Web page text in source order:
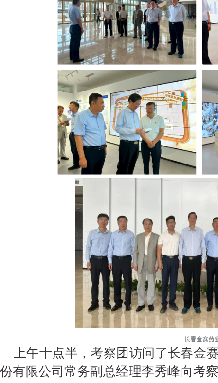
上午十点半，考察团访问了长春金
份有限公司常务副总经理李秀峰向考